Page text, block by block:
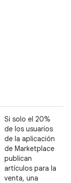
Si solo el 20%
de los usuarios
de la aplicación
de Marketplace
publican
artículos para la
venta, una